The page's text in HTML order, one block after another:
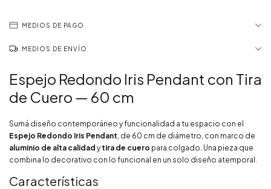
MEDIOS DE PAGO
MEDIOS DE ENVÍO
Espejo Redondo Iris Pendant con Tira
de Cuero — 60 cm
Sumá diseño contemporáneo y funcionalidad a tu espacio con el
Espejo Redondo Iris Pendant , de 60 cm de diámetro, con marco de
aluminio de alta calidad ytira de cuero para colgado. Una pieza que
combina lo decorativo con lo funcional en un solo diseño atemporal.
Características